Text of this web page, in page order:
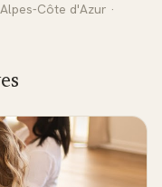
Côte d'Azur ·